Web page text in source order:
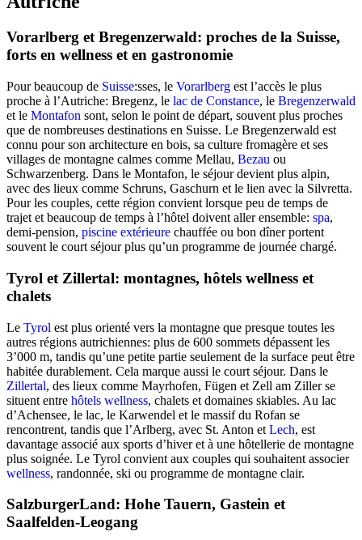
Vorarlberg et Bregenzerwald: proches de la Suisse,
forts en wellness et en gastronomie
Pour beaucoup de Suisse:sses, le Vorarlberg est l’accès le plus
proche à l’Autriche: Bregenz, le lac de Constance, le Bregenzerwald
et le Montafon sont, selon le point de départ, souvent plus proches
que de nombreuses destinations en Suisse. Le Bregenzerwald est
connu pour son architecture en bois, sa culture fromagère et ses
villages de montagne calmes comme Mellau, Bezau ou
Schwarzenberg. Dans le Montafon, le séjour devient plus alpin,
avec des lieux comme Schruns, Gaschurn et le lien avec la Silvretta.
Pour les couples, cette région convient lorsque peu de temps de
trajet et beaucoup de temps à l’hôtel doivent aller ensemble: spa,
demi-pension, piscine extérieure chauffée ou bon dîner portent
souvent le court séjour plus qu’un programme de journée chargé.
Tyrol et Zillertal: montagnes, hôtels wellness et
chalets
Le Tyrol est plus orienté vers la montagne que presque toutes les
autres régions autrichiennes: plus de 600 sommets dépassent les
3’000 m, tandis qu’une petite partie seulement de la surface peut être
habitée durablement. Cela marque aussi le court séjour. Dans le
Zillertal, des lieux comme Mayrhofen, Fügen et Zell am Ziller se
situent entre hôtels wellness, chalets et domaines skiables. Au lac
d’Achensee, le lac, le Karwendel et le massif du Rofan se
rencontrent, tandis que l’Arlberg, avec St. Anton et Lech, est
davantage associé aux sports d’hiver et à une hôtellerie de montagne
plus soignée. Le Tyrol convient aux couples qui souhaitent associer
wellness, randonnée, ski ou programme de montagne clair.
SalzburgerLand: Hohe Tauern, Gastein et
Saalfelden-Leogang